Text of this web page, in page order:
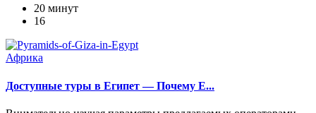
20 минут
16
Африка
Доступные туры в Египет — Почему Е...